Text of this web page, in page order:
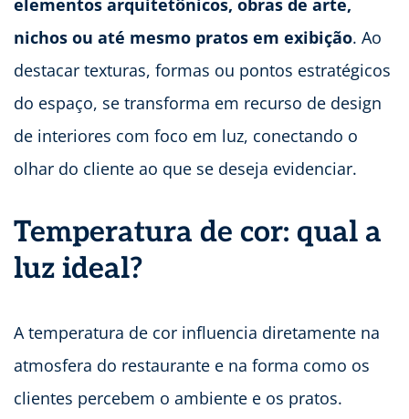
elementos arquitetônicos, obras de arte,
nichos ou até mesmo pratos em exibição. Ao
destacar texturas, formas ou pontos estratégicos
do espaço, se transforma em recurso de design
de interiores com foco em luz, conectando o
olhar do cliente ao que se deseja evidenciar.
Temperatura de cor: qual a
luz ideal?
A temperatura de cor influencia diretamente na
atmosfera do restaurante e na forma como os
clientes percebem o ambiente e os pratos.